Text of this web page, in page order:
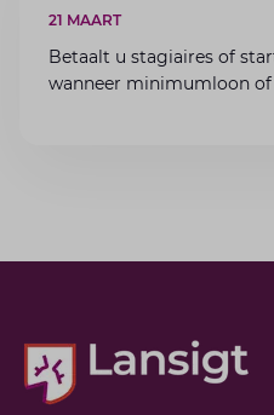
21 MAART
Betaalt u stagiaires of
wanneer minimumloon